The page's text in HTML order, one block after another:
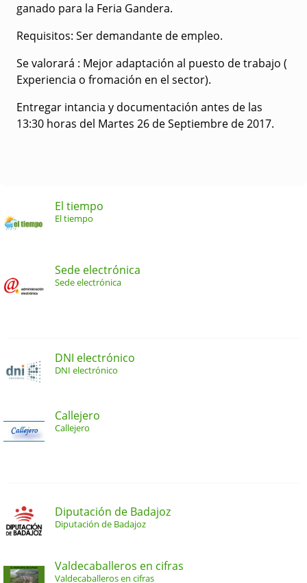
ganado para la Feria Gandera.
Requisitos: Ser demandante de empleo.
Se valorará : Mejor adaptación al puesto de trabajo (
Experiencia o fromación en el sector).
Entregar intancia y documentación antes de las
13:30 horas del Martes 26 de Septiembre de 2017.
El tiempo
El tiempo
Sede electrónica
Sede electrónica
DNI electrónico
DNI electrónico
Callejero
Callejero
Diputación de Badajoz
Diputación de Badajoz
Valdecaballeros en cifras
Valdecaballeros en cifras